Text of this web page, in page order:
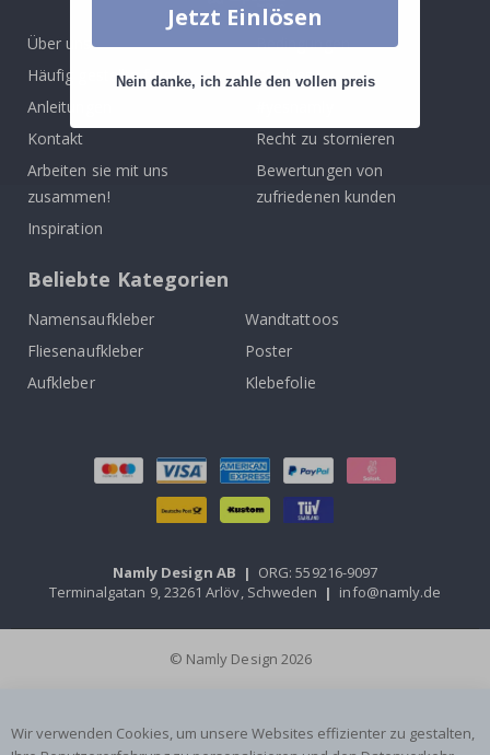
Über uns
Häufig gestellte fragen
Anleitungen
Kontakt
Arbeiten sie mit uns
zusammen!
Inspiration
Bedingungen
Cookies
Recht zu stornieren
Bewertungen von
zufriedenen kunden
Beliebte Kategorien
Namensaufkleber
Wandtattoos
Fliesenaufkleber
Poster
Aufkleber
Klebefolie
Namly Design AB | ORG: 559216-9097
Terminalgatan 9, 23261 Arlöv, Schweden | info@namly.de
© Namly Design 2026
Wir verwenden Cookies, um unsere Websites effizienter zu gestalten,
Jetzt Einlösen
Nein danke, ich zahle den vollen preis